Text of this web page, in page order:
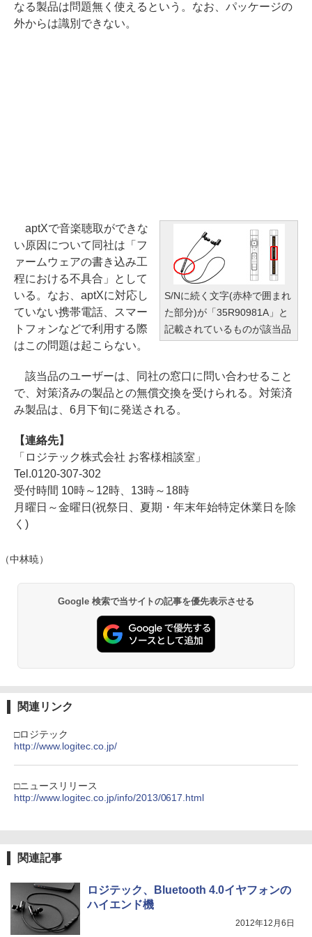
なる製品は問題無く使えるという。なお、パッケージの
外からは識別できない。
S/Nに続く文字(赤枠で囲まれ
た部分)が「35R90981A」と
記載されているものが該当品
aptXで音楽聴取ができな
い原因について同社は「フ
ァームウェアの書き込み工
程における不具合」として
いる。なお、aptXに対応し
ていない携帯電話、スマー
トフォンなどで利用する際
はこの問題は起こらない。
該当品のユーザーは、同社の窓口に問い合わせること
で、対策済みの製品との無償交換を受けられる。対策済
み製品は、6月下旬に発送される。
【連絡先】
「ロジテック株式会社 お客様相談室」
Tel.0120-307-302
受付時間 10時～12時、13時～18時
月曜日～金曜日(祝祭日、夏期・年末年始特定休業日を除
く)
（中林暁）
Google 検索で当サイトの記事を優先表示させる
関連リンク
□ロジテック
http://www.logitec.co.jp/
□ニュースリリース
http://www.logitec.co.jp/info/2013/0617.html
関連記事
ロジテック、Bluetooth 4.0イヤフォンの
ハイエンド機
2012年12月6日